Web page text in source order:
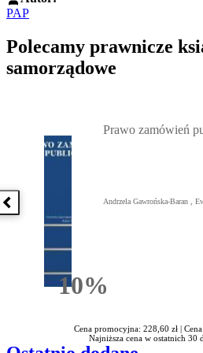
PAP
Polecamy prawnicze
samorządowe
Poprzednia książka
10%Rabatu
Prawo zamówień
Andrzela Gawrońska-Baran ,
Cena promocyjna: 228,60 zł |
Najniższa cena w ostatnich 30